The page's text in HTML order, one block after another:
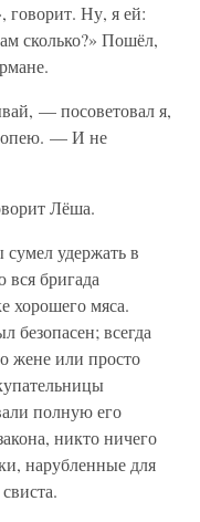
говорит. Ну, я ей:
сколько?» Пошёл,
— посоветовал я,
— И не
Лёша.
удержать в
вся бригада
хорошего мяса.
безопасен; всегда
жене или просто
полную его
никто ничего
нарубленные для